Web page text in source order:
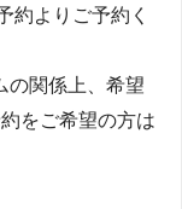
約よりご予約く
の関係上、希望
をご希望の方は